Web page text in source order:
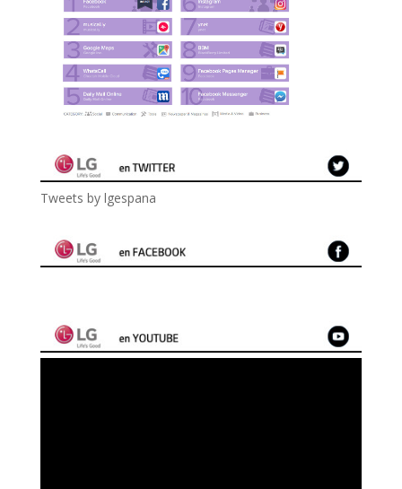
Tweets by lgespana